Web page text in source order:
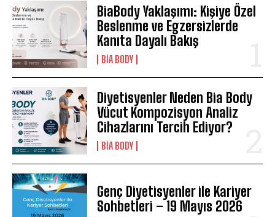
BiaBody Yaklaşımı: Kişiye Özel
Beslenme ve Egzersizlerde
Kanıta Dayalı Bakış
BIA BODY
Diyetisyenler Neden Bia Body
Vücut Kompozisyon Analiz
Cihazlarını Tercih Ediyor?
BIA BODY
Genç Diyetisyenler ile Kariyer
Sohbetleri – 19 Mayıs 2026